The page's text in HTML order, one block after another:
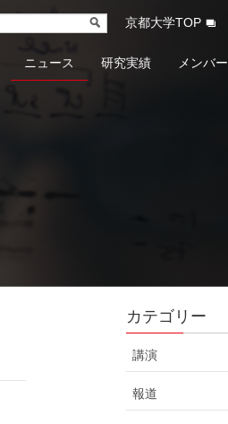
京都大学TOP
ニュース 研究実績 メンバー
カテゴリー
講演
報道